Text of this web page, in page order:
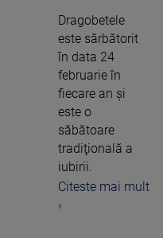
Dragobetele
este sărbătorit
în data 24
februarie în
fiecare an şi
este o
săbătoare
tradiţională a
iubirii.
Citeste mai mult
›